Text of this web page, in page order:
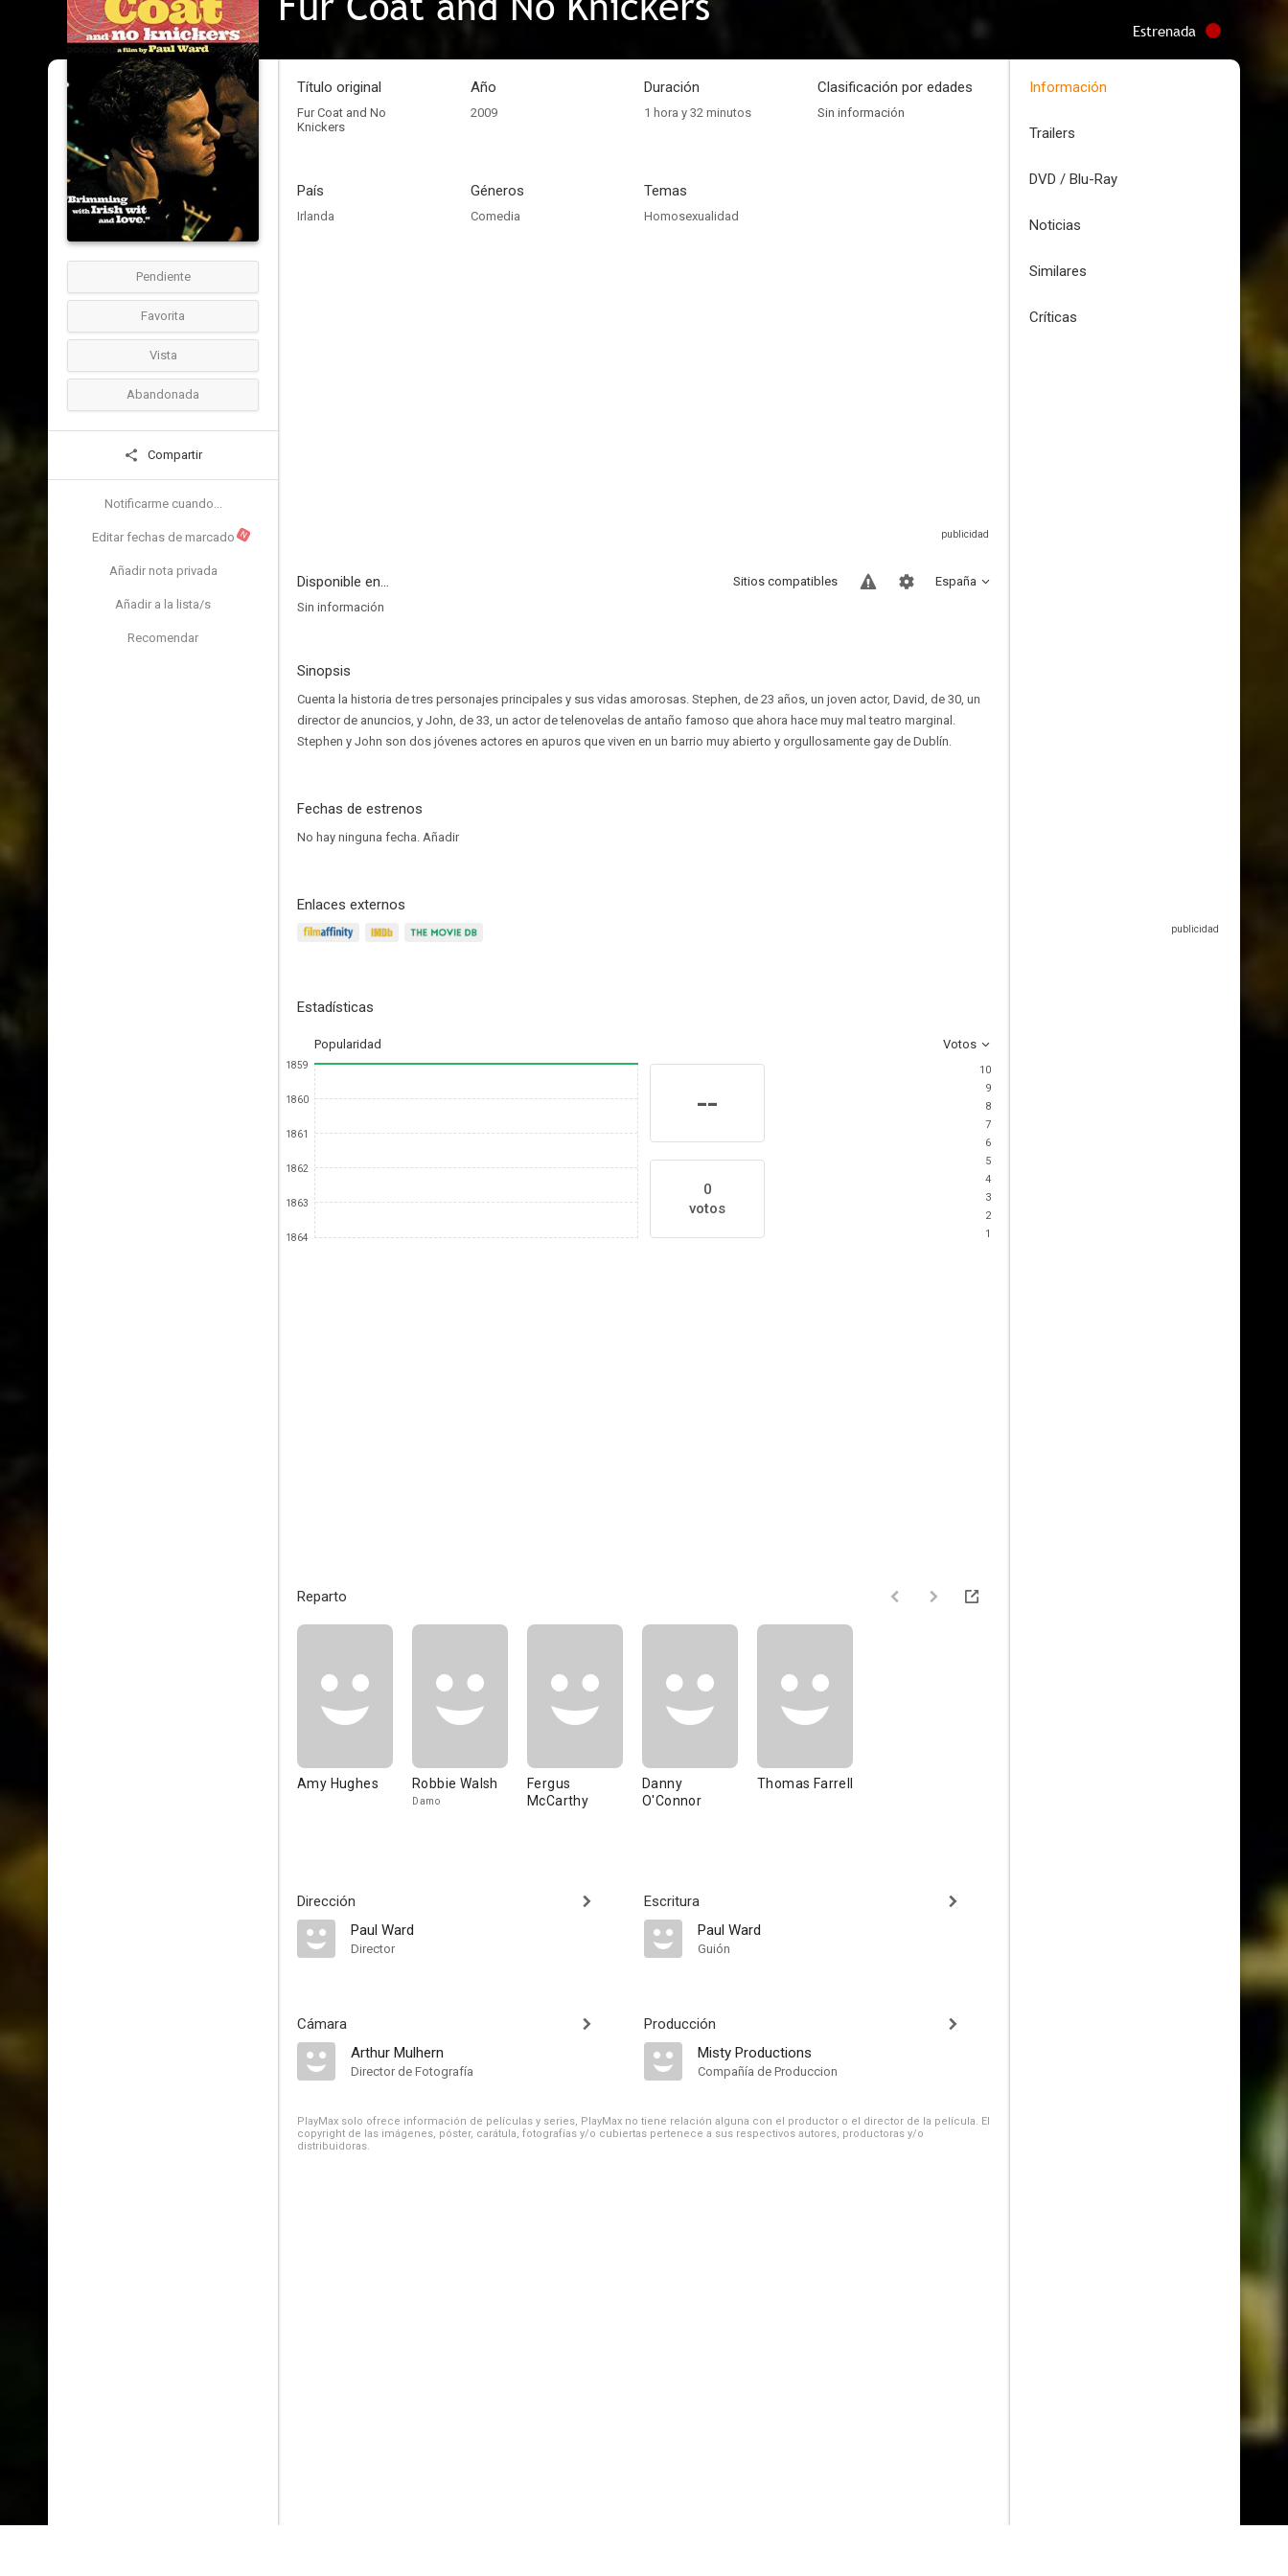
Estrenada
Pendiente
Favorita
Vista
Abandonada
Compartir
Notificarme cuando...
Editar fechas de marcado N
Añadir nota privada
Añadir a la lista/s
Recomendar
Título original
Fur Coat and No
Knickers
Año
2009
Duración
1 hora y 32 minutos
Clasificación por edades
Sin información
País
Irlanda
Géneros
Comedia
Temas
Homosexualidad
Disponible en... España
Sitios compatibles
Sin información
Sinopsis
Cuenta la historia de tres personajes principales y sus vidas amorosas. Stephen, de 23 años, un joven actor, David, de 30, un
director de anuncios, y John, de 33, un actor de telenovelas de antaño famoso que ahora hace muy mal teatro marginal.
Stephen y John son dos jóvenes actores en apuros que viven en un barrio muy abierto y orgullosamente gay de Dublín.
Fechas de estrenos
No hay ninguna fecha. Añadir
Enlaces externos
Estadísticas
Popularidad Votos
1859
1860
1861
1862
1863
1864
--
0
votos
10
9
8
7
6
5
4
3
2
1
Reparto
Amy Hughes Robbie Walsh
Damo
Fergus
McCarthy
Danny
O'Connor
Thomas Farrell
Dirección
Paul Ward
Director
Cámara
Arthur Mulhern
Director de Fotografía
Escritura
Paul Ward
Guión
Producción
Misty Productions
Compañía de Produccion
PlayMax solo ofrece información de películas y series, PlayMax no tiene relación alguna con el productor o el director de la película. El
copyright de las imágenes, póster, carátula, fotografías y/o cubiertas pertenece a sus respectivos autores, productoras y/o
distribuidoras.
Información
Trailers
DVD / Blu-Ray
Noticias
Similares
Críticas